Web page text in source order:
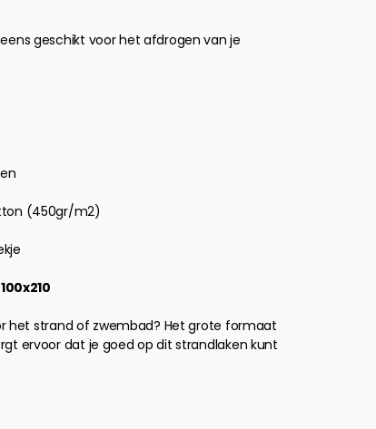
geschikt voor het afdrogen van je
(450gr/m2)
het strand of zwembad? Het grote formaat
ervoor dat je goed op dit strandlaken kunt